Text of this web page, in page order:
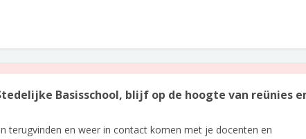
Basisschool, blijf op de hoogte van reünies
terugvinden en weer in contact komen met je docenten en